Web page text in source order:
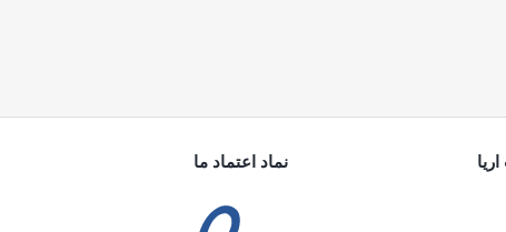
نماد اعتماد ما